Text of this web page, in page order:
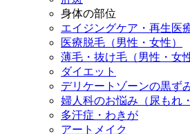
身体の部位
エイジングケア・再生医
医療脱毛（男性・女性）
薄毛・抜け毛（男性・女性
ダイエット
デリケートゾーンの黒ず
婦人科のお悩み（尿もれ
多汗症・わきが
アートメイク